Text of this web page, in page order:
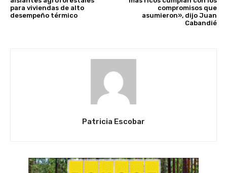
para viviendas de alto
desempeño térmico
compromisos que
asumieron», dijo Juan
Cabandié
Patricia Escobar